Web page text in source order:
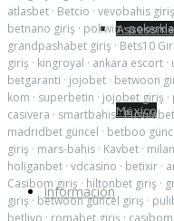
México
Información
atlasbet · Betcio · vevobahis giriş
betnano giriş · poliwin·
grandpashabet giriş · Bets10
giriş · kingroyal · ankara escort ·
betgaranti · jojobet · betwoon
kom · superbetin · jojobet giriş ·
casivera · smartbahis·Pusulabet
madridbet güncel · betboo
giriş · mars-bahis · Kavbet ·
holiganbet · vdcasino · betixir ·
Casibom giriş · hiltonbet giriş ·
giriş · betwoon güncel giriş ·
betlivo · romabet giriş ·